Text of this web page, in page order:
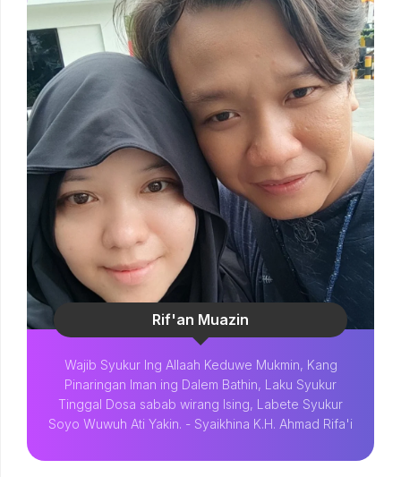
Rif'an Muazin
Wajib Syukur Ing Allaah Keduwe Mukmin, Kang
Pinaringan Iman ing Dalem Bathin, Laku Syukur
Tinggal Dosa sabab wirang Ising, Labete Syukur
Soyo Wuwuh Ati Yakin. - Syaikhina K.H. Ahmad Rifa'i